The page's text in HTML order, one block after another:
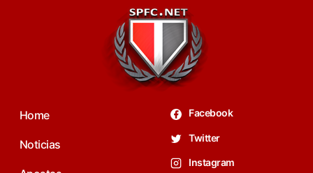
Home
Noticias
Facebook
Twitter
Instagram